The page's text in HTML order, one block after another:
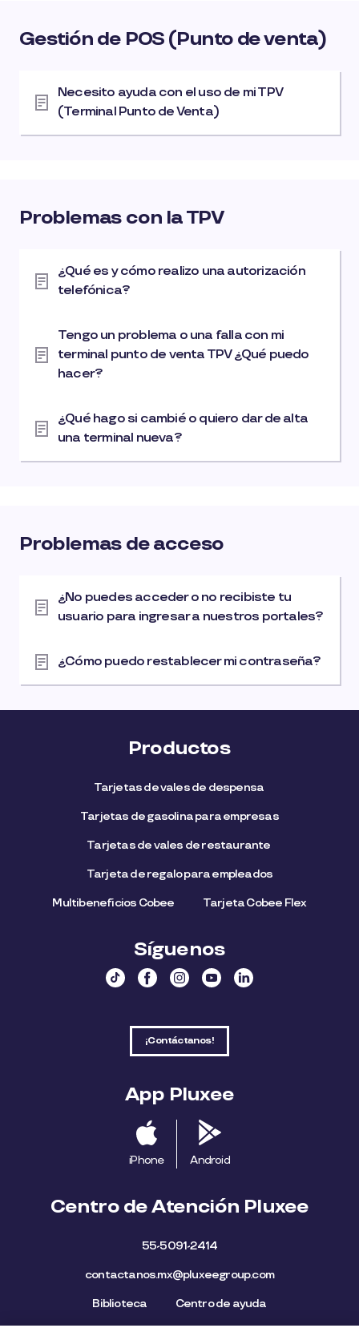
Gestión de POS (Punto de venta)
Necesito ayuda con el uso de mi TPV
(Terminal Punto de Venta)
Problemas con la TPV
¿Qué es y cómo realizo una autorización
telefónica?
Tengo un problema o una falla con mi
terminal punto de venta TPV ¿Qué puedo
hacer?
¿Qué hago si cambié o quiero dar de alta
una terminal nueva?
Problemas de acceso
¿No puedes acceder o no recibiste tu
usuario para ingresar a nuestros portales?
¿Cómo puedo restablecer mi contraseña?
Productos
Tarjetas de vales de despensa
Tarjetas de gasolina para empresas
Tarjetas de vales de restaurante
Tarjeta de regalo para empleados​
Multibeneficios Cobee Tarjeta Cobee Flex
Síguenos
¡Contáctanos!
App Pluxee
iPhone Android
Centro de Atención Pluxee
55-5091-2414
contactanos.mx@pluxeegroup.com
Biblioteca Centro de ayuda